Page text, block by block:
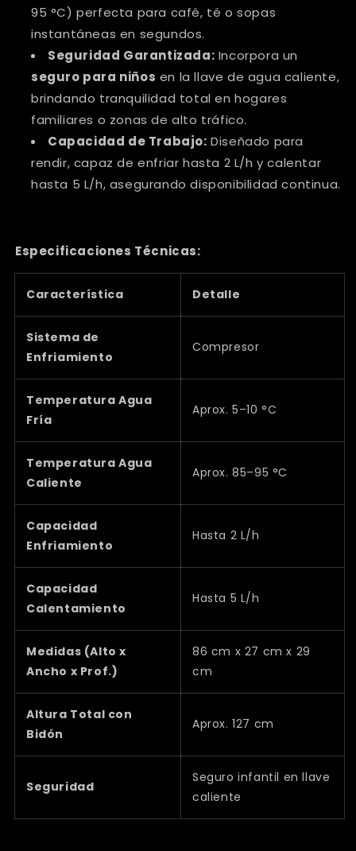
95 °C) perfecta para café, té o sopas
instantáneas en segundos.
Seguridad Garantizada: Incorpora un
seguro para niños en la llave de agua caliente,
brindando tranquilidad total en hogares
familiares o zonas de alto tráfico.
Capacidad de Trabajo: Diseñado para
rendir, capaz de enfriar hasta 2 L/h y calentar
hasta 5 L/h, asegurando disponibilidad continua.
Especificaciones Técnicas:
Característica Detalle
Sistema de
Enfriamiento
Compresor
Temperatura Agua
Fría
Aprox. 5–10 °C
Temperatura Agua
Caliente
Aprox. 85–95 °C
Capacidad
Enfriamiento
Hasta 2 L/h
Capacidad
Calentamiento
Hasta 5 L/h
Medidas (Alto x
Ancho x Prof.)
86 cm x 27 cm x 29
cm
Altura Total con
Bidón
Aprox. 127 cm
Seguridad
Seguro infantil en llave
caliente